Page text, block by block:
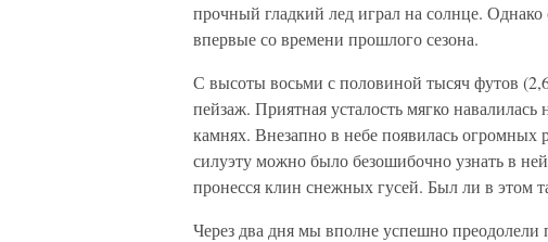
прочный гладкий лед играл на солнце.
впервые со времени прошлого сезона.
С высоты восьми с половиной тысяч футов
пейзаж. Приятная усталость мягко
камнях. Внезапно в небе появилась
силуэту можно было безошибочно узнать в
пронесся клин снежных гусей. Был ли в этом
Через два дня мы вполне успешно преодолели